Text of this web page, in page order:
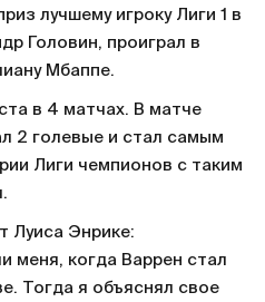
лучшему игроку Лиги 1 в
Головин, проиграл в
Мбаппе.
в 4 матчах. В матче
2 голевые и стал самым
Лиги чемпионов с таким
Луиса Энрике:
меня, когда Варрен стал
Тогда я объяснял свое